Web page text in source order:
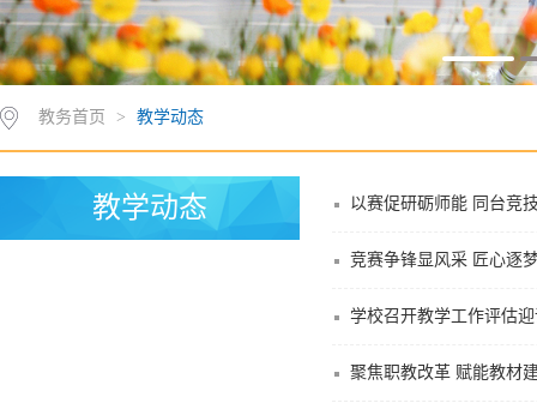
教务首页 > 教学动态
教学动态 以赛促研砺师能 同台竞
竞赛争锋显风采 匠心逐
学校召开教学工作评估
聚焦职教改革 赋能教材